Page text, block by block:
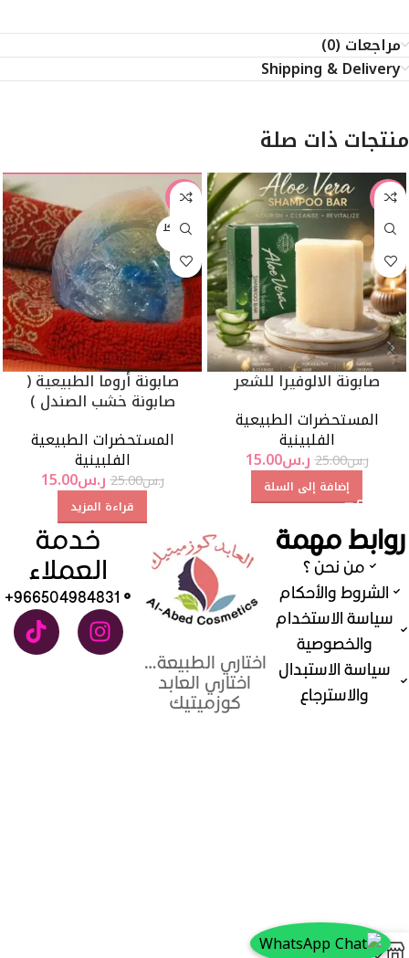
مراجعات (0)
Shipping & Delivery
منتجات ذات صلة
-40%
صابونة الالوفيرا للشعر
المستحضرات الطبيعية
الفلبينية
ر.س25.00 ر.س15.00
إضافة إلى السلة
-40%
بيعت كل
ها
صابونة أروما الطبيعية (
صابونة خشب الصندل )
المستحضرات الطبيعية
الفلبينية
ر.س25.00 ر.س15.00
قراءة المزيد
روابط مهمة
من نحن ؟
الشروط والأحكام
سياسة الاستخدام
والخصوصية
سياسة الاستبدال
والاسترجاع
اختاري الطبيعة…
اختاري العابد
كوزميتيك
خدمة
العملاء
966504984831+
0